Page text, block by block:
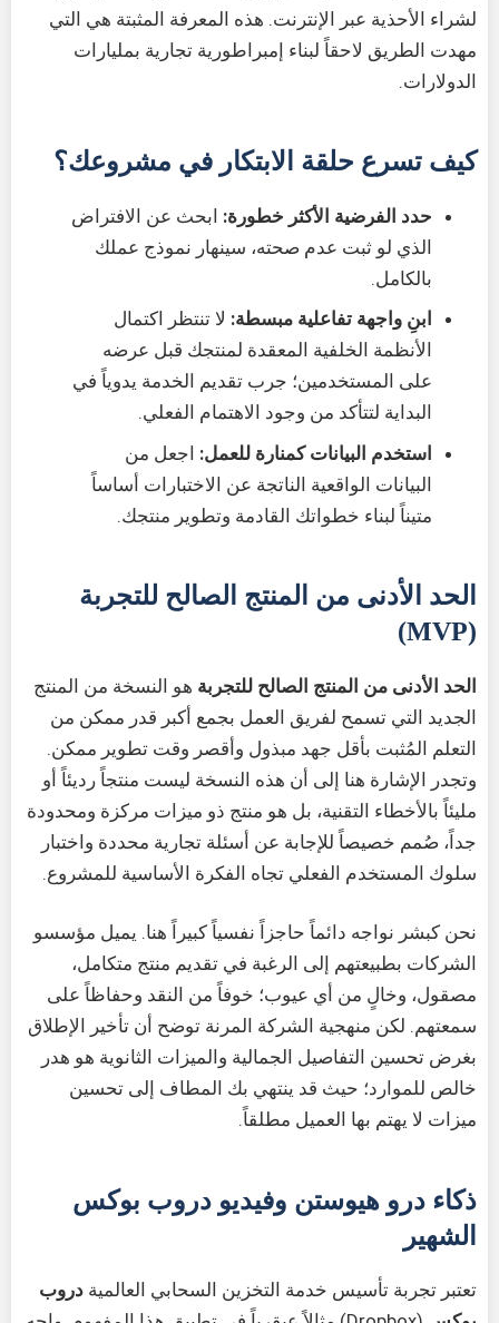
لشراء الأحذية عبر الإنترنت. هذه المعرفة المثبتة هي التي
مهدت الطريق لاحقاً لبناء إمبراطورية تجارية بمليارات
الدولارات.
كيف تسرع حلقة الابتكار في مشروعك؟
حدد الفرضية الأكثر خطورة: ابحث عن الافتراض
الذي لو ثبت عدم صحته، سينهار نموذج عملك
بالكامل.
ابنِ واجهة تفاعلية مبسطة: لا تنتظر اكتمال
الأنظمة الخلفية المعقدة لمنتجك قبل عرضه
على المستخدمين؛ جرب تقديم الخدمة يدوياً في
البداية لتتأكد من وجود الاهتمام الفعلي.
استخدم البيانات كمنارة للعمل: اجعل من
البيانات الواقعية الناتجة عن الاختبارات أساساً
متيناً لبناء خطواتك القادمة وتطوير منتجك.
الحد الأدنى من المنتج الصالح للتجربة
(MVP)
الحد الأدنى من المنتج الصالح للتجربة هو النسخة من المنتج
الجديد التي تسمح لفريق العمل بجمع أكبر قدر ممكن من
التعلم المُثبت بأقل جهد مبذول وأقصر وقت تطوير ممكن.
وتجدر الإشارة هنا إلى أن هذه النسخة ليست منتجاً رديئاً أو
مليئاً بالأخطاء التقنية، بل هو منتج ذو ميزات مركزة ومحدودة
جداً، صُمم خصيصاً للإجابة عن أسئلة تجارية محددة واختبار
سلوك المستخدم الفعلي تجاه الفكرة الأساسية للمشروع.
نحن كبشر نواجه دائماً حاجزاً نفسياً كبيراً هنا. يميل مؤسسو
الشركات بطبيعتهم إلى الرغبة في تقديم منتج متكامل،
مصقول، وخالٍ من أي عيوب؛ خوفاً من النقد وحفاظاً على
سمعتهم. لكن منهجية الشركة المرنة توضح أن تأخير الإطلاق
بغرض تحسين التفاصيل الجمالية والميزات الثانوية هو هدر
خالص للموارد؛ حيث قد ينتهي بك المطاف إلى تحسين
ميزات لا يهتم بها العميل مطلقاً.
ذكاء درو هيوستن وفيديو دروب بوكس
الشهير
تعتبر تجربة تأسيس خدمة التخزين السحابي العالمية دروب